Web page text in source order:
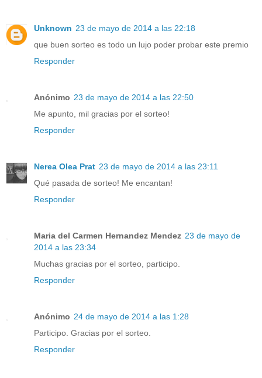
Unknown 23 de mayo de 2014 a las 22:18
que buen sorteo es todo un lujo poder probar este premio
Responder
Anónimo 23 de mayo de 2014 a las 22:50
Me apunto, mil gracias por el sorteo!
Responder
Nerea Olea Prat 23 de mayo de 2014 a las 23:11
Qué pasada de sorteo! Me encantan!
Responder
Maria del Carmen Hernandez Mendez 23 de mayo de
2014 a las 23:34
Muchas gracias por el sorteo, participo.
Responder
Anónimo 24 de mayo de 2014 a las 1:28
Participo. Gracias por el sorteo.
Responder